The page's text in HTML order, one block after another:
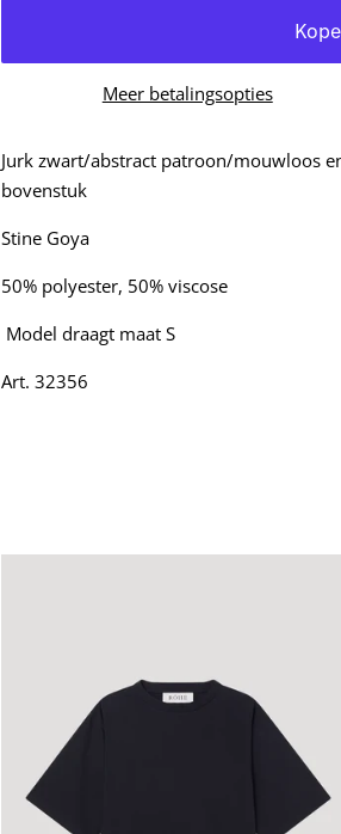
Meer betalingsopties
Jurk zwart/abstract patroon/mouwloos
bovenstuk
Stine Goya
50% polyester, 50% viscose
Model draagt maat S
Art. 32356